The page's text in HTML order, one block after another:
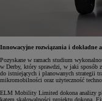
Innowacyjne rozwiązania i dokładne
Pozyskane w ramach studium
w Derby, który sprawdzi, w jaki sposób
do istniejących i planowanych strategii
mikromobilności oraz użyteczność
ELM Mobility Limited dokona analizy
kątem skalowalności projektu dokona.